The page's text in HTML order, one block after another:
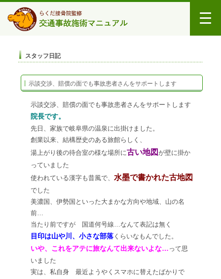
スタッフ日記
示談交渉、賠償の面でも事故患者さんをサポートします
示談交渉、賠償の面でも事故患者さんをサポートします
院長です。
先日、家族で岐阜県の温泉に出掛けました。
創業以来、結構歴史のある旅館らしく、
湯上がり後の待合室の様な場所に古い地図 が壁に掛か
っていました
使われている漢字も昔風で、 水墨で書かれた古地図
でした
美濃国、伊勢国といった大まかな方向や地域、山の名
前…
当たり前ですが 国道何号線…なんて表記は無く
目印は山や川、小さな部落 くらいなもんでした。
いや、これをアテに旅なんて出来ないよな… って思
いました
実は、私自身 最近ようやくスマホに替えたばかりで